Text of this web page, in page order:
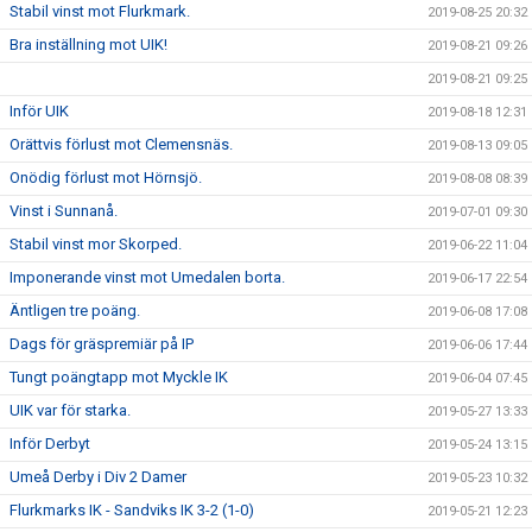
Stabil vinst mot Flurkmark. 2019-08-25 20:32
Bra inställning mot UIK! 2019-08-21 09:26
2019-08-21 09:25
Inför UIK 2019-08-18 12:31
Orättvis förlust mot Clemensnäs. 2019-08-13 09:05
Onödig förlust mot Hörnsjö. 2019-08-08 08:39
Vinst i Sunnanå. 2019-07-01 09:30
Stabil vinst mor Skorped. 2019-06-22 11:04
Imponerande vinst mot Umedalen borta. 2019-06-17 22:54
Äntligen tre poäng. 2019-06-08 17:08
Dags för gräspremiär på IP 2019-06-06 17:44
Tungt poängtapp mot Myckle IK 2019-06-04 07:45
UIK var för starka. 2019-05-27 13:33
Inför Derbyt 2019-05-24 13:15
Umeå Derby i Div 2 Damer 2019-05-23 10:32
Flurkmarks IK - Sandviks IK 3-2 (1-0) 2019-05-21 12:23